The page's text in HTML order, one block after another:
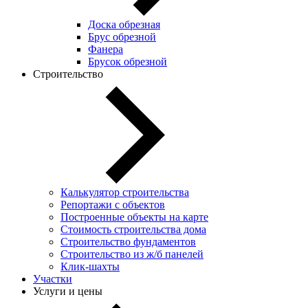
Доска обрезная
Брус обрезной
Фанера
Брусок обрезной
Строительство
Калькулятор строительства
Репортажи с объектов
Построенные объекты на карте
Стоимость строительства дома
Строительство фундаментов
Строительство из ж/б панелей
Клик-шахты
Участки
Услуги и цены